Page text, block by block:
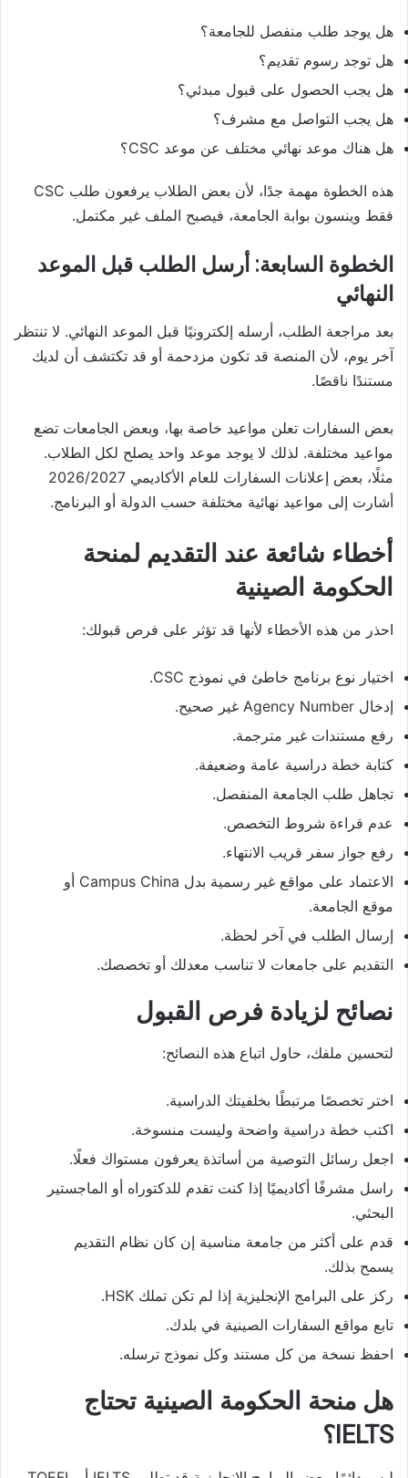
هل يوجد طلب منفصل للجامعة؟
هل توجد رسوم تقديم؟
هل يجب الحصول على قبول مبدئي؟
هل يجب التواصل مع مشرف؟
هل هناك موعد نهائي مختلف عن موعد CSC؟
هذه الخطوة مهمة جدًا، لأن بعض الطلاب يرفعون طلب CSC
فقط وينسون بوابة الجامعة، فيصبح الملف غير مكتمل.
الخطوة السابعة: أرسل الطلب قبل الموعد
النهائي
بعد مراجعة الطلب، أرسله إلكترونيًا قبل الموعد النهائي. لا تنتظر
آخر يوم، لأن المنصة قد تكون مزدحمة أو قد تكتشف أن لديك
مستندًا ناقصًا.
بعض السفارات تعلن مواعيد خاصة بها، وبعض الجامعات تضع
مواعيد مختلفة. لذلك لا يوجد موعد واحد يصلح لكل الطلاب.
مثلًا، بعض إعلانات السفارات للعام الأكاديمي 2026/2027
أشارت إلى مواعيد نهائية مختلفة حسب الدولة أو البرنامج.
أخطاء شائعة عند التقديم لمنحة
الحكومة الصينية
احذر من هذه الأخطاء لأنها قد تؤثر على فرص قبولك:
اختيار نوع برنامج خاطئ في نموذج CSC.
إدخال Agency Number غير صحيح.
رفع مستندات غير مترجمة.
كتابة خطة دراسية عامة وضعيفة.
تجاهل طلب الجامعة المنفصل.
عدم قراءة شروط التخصص.
رفع جواز سفر قريب الانتهاء.
الاعتماد على مواقع غير رسمية بدل Campus China أو
موقع الجامعة.
إرسال الطلب في آخر لحظة.
التقديم على جامعات لا تناسب معدلك أو تخصصك.
نصائح لزيادة فرص القبول
لتحسين ملفك، حاول اتباع هذه النصائح:
اختر تخصصًا مرتبطًا بخلفيتك الدراسية.
اكتب خطة دراسية واضحة وليست منسوخة.
اجعل رسائل التوصية من أساتذة يعرفون مستواك فعلًا.
راسل مشرفًا أكاديميًا إذا كنت تقدم للدكتوراه أو الماجستير
البحثي.
قدم على أكثر من جامعة مناسبة إن كان نظام التقديم
يسمح بذلك.
ركز على البرامج الإنجليزية إذا لم تكن تملك HSK.
تابع مواقع السفارات الصينية في بلدك.
احفظ نسخة من كل مستند وكل نموذج ترسله.
هل منحة الحكومة الصينية تحتاج
IELTS؟